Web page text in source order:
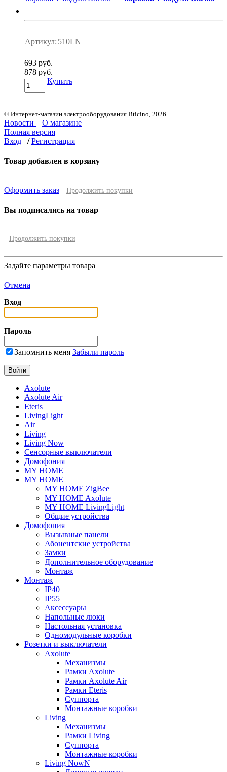
Артикул: 510LN
693 руб.
878 руб.
Купить
© Интернет-магазин электрооборудования Bticino, 2026
Новости
О магазине
Полная версия
Вход
/ Регистрация
Товар добавлен в корзину
Оформить заказ Продолжить покупки
Вы подписались на товар
Продолжить покупки
Задайте параметры товара
Отмена
Вход
Пароль
Запомнить меня Забыли пароль
Axolute
Axolute Air
Eteris
LivingLight
Air
Living
Living Now
Сенсорные выключатели
Домофония
MY HOME
MY HOME
MY HOME ZigBee
MY HOME Axolute
MY HOME LivingLight
Общие устройства
Домофония
Вызывные панели
Абонентские устройства
Замки
Дополнительное оборудование
Монтаж
Монтаж
IP40
IP55
Аксессуары
Напольные люки
Настольная установка
Одномодульные коробки
Розетки и выключатели
Axolute
Механизмы
Рамки Axolute
Рамки Axolute Air
Рамки Eteris
Суппорта
Монтажные коробки
Living
Механизмы
Рамки Living
Суппорта
Монтажные коробки
Living NowN